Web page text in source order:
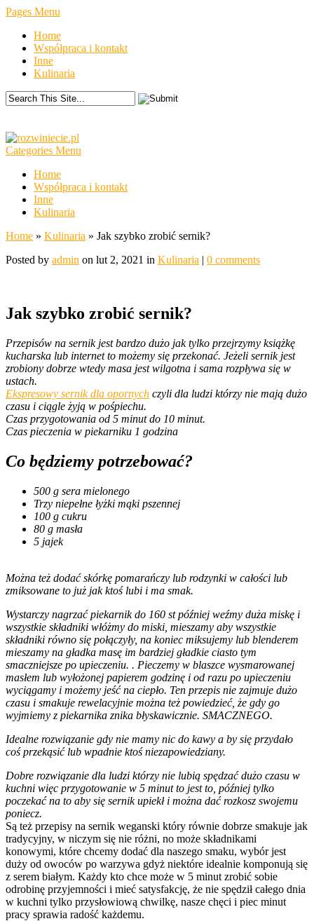
Pages Menu
Home
Współpraca i kontakt
Inne
Kulinaria
Categories Menu
Home
Współpraca i kontakt
Inne
Kulinaria
Home » Kulinaria » Jak szybko zrobić sernik?
Posted by admin on lut 2, 2021 in Kulinaria | 0 comments
Jak szybko zrobić sernik?
Przepisów na sernik jest bardzo dużo jak tylko przejrzymy książkę
kucharska lub internet to możemy się przekonać. Jeżeli sernik jest
zrobiony dobrze wtedy masa jest wilgotna i sama rozpływa się w
ustach.
Ekspresowy sernik dla opornych czyli dla ludzi którzy nie mają dużo
czasu i ciągle żyją w pośpiechu.
Czas przygotowania od 5 minut do 10 minut.
Czas pieczenia w piekarniku 1 godzina
Co będziemy potrzebować?
500 g sera mielonego
Trzy niepełne łyżki mąki pszennej
100 g cukru
80 g masła
5 jajek
Można też dodać skórkę pomarańczy lub rodzynki w całości lub
zmiksowane to już jak ktoś lubi i ma smak.
Wystarczy nagrzać piekarnik do 160 st później weźmy duża miskę i
wszystkie składniki włóżmy do miski, mieszamy aby wszystkie
składniki równo się połączyły, na koniec miksujemy lub blenderem
mieszamy na gładka masę im bardziej gładkie ciasto tym
smaczniejsze po upieczeniu. . Pieczemy w blaszce wysmarowanej
masłem lub wyłożonej papierem godzinę i od razu po upieczeniu
wyciągamy i możemy jeść na ciepło. Ten przepis nie zajmuje dużo
czasu i smakuje rewelacyjnie można też powiedzieć, że gdy go
wyjmiemy z piekarnika znika błyskawicznie. SMACZNEGO.
Idealne rozwiązanie gdy nie mamy nic do kawy a by się przydało
coś przekąsić lub wpadnie ktoś niezapowiedziany.
Dobre rozwiązanie dla ludzi którzy nie lubią spędzać dużo czasu w
kuchni więc przygotowanie w 5 minut to jest to, później tylko
poczekać na to aby się sernik upiekł i można dać rozkosz swojemu
poniecz.
Są też przepisy na sernik weganski który równie dobrze smakuje jak
tradycyjny, w niczym się nie różni, no może składnikami
konowymi, które chcemy dodać dla naszego smaku, wybór jest
duży od owoców po warzywa gdyż niektóre idealnie komponują się
z serem białym. Każdy kto chce może w 5 minut zrobić sobie
odrobinę przyjemności i mieć satysfakcję, że nie spędził całego dnia
w kuchni tylko przysłowiową chwilkę, nasze chęci i piec minut
pracy sprawia radość każdemu.